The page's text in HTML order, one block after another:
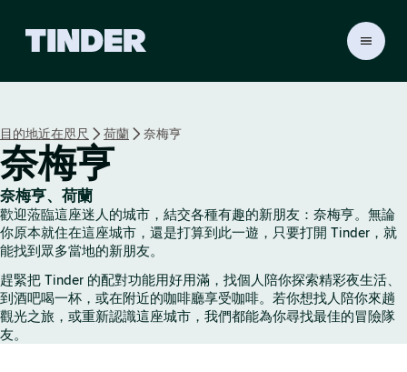
r
目的地近在咫尺 荷蘭 奈梅亨
奈梅亨
奈梅亨、荷蘭
歡迎蒞臨這座迷人的城市，結交各種有趣的新朋友：奈梅亨。無論
你原本就住在這座城市，還是打算到此一遊，只要打開 Tinder，就
能找到眾多當地的新朋友。
趕緊把 Tinder 的配對功能用好用滿，找個人陪你探索精彩夜生活、
到酒吧喝一杯，或在附近的咖啡廳享受咖啡。若你想找人陪你來趟
觀光之旅，或重新認識這座城市，我們都能為你尋找最佳的冒險隊
友。